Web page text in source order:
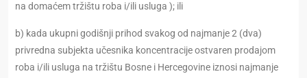
na domaćem tržištu roba i/ili usluga ); ili
b) kada ukupni godišnji prihod svakog od najmanje 2 (dva)
privredna subjekta učesnika koncentracije ostvaren prodajom
roba i/ili usluga na tržištu Bosne i Hercegovine iznosi najmanje